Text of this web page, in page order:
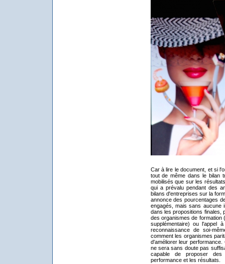
Car à lire le document, et si
tout de même dans le bilan
mobilisés que sur les
qui a prévalu pendant des
bilans d'entreprises sur la
annonce des pourcentages
engagés, mais sans aucune
dans les propositions finales,
des organismes de formation
supplémentaire) ou l'appel
reconnaissance de soi-
comment les organismes
d'améliorer leur
ne sera sans doute pas
capable de proposer
performance et les résultats.